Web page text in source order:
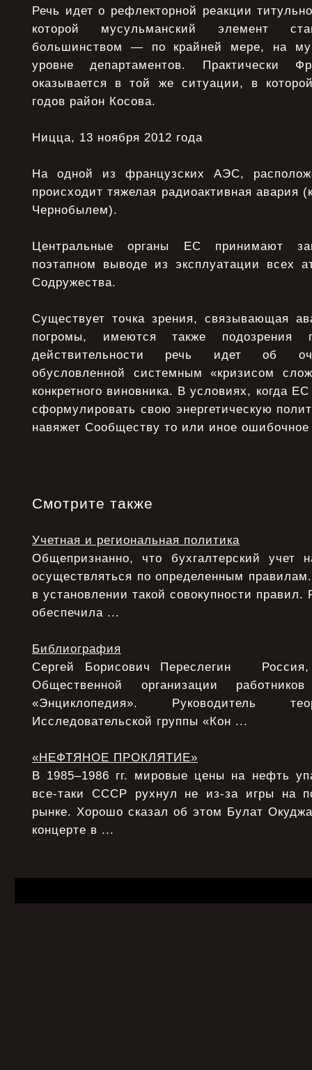
Речь идет о рефлекторной реакции
которой мусульманский элемент
большинством — по крайней мере, на
уровне департаментов. Практически
оказывается в той же ситуации, в
годов район Косова.
Ницца, 13 ноября 2012 года
На одной из французских АЭС,
происходит тяжелая радиоактивная авария
Чернобылем).
Центральные органы ЕС принимают
поэтапном выводе из эксплуатации всех
Содружества.
Существует точка зрения, связывающая
погромы, имеются также подозрения
действительности речь идет об
обусловленной системным «кризисом
конкретного виновника. В условиях, когда
сформулировать свою энергетическую
навяжет Сообществу то или иное
Смотрите также
Учетная и региональная политика
Общепризнанно, что бухгалтерский учет
осуществляться по определенным
в установлении такой совокупности
обеспечила ...
Библиография
Сергей Борисович Переслегин Россия,
Общественной организации
«Энциклопедия». Руководитель
Исследовательской группы «Кон ...
«НЕФТЯНОЕ ПРОКЛЯТИЕ»
В 1985–1986 гг. мировые цены на нефть
все-таки СССР рухнул не из-за игры на
рынке. Хорошо сказал об этом Булат
концерте в ...